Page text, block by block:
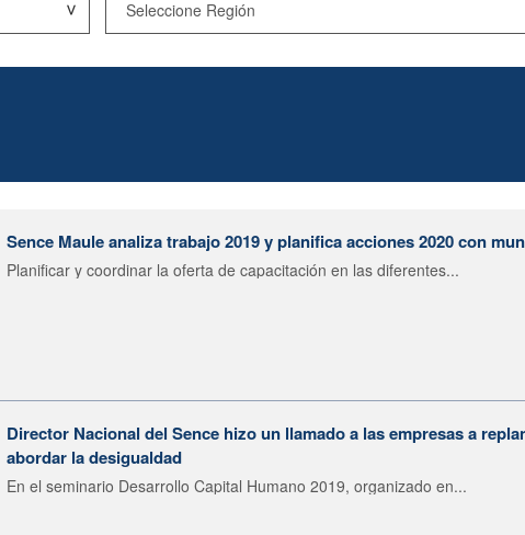
Sence Maule analiza trabajo 2019 y planifica acciones 2020 con
Planificar y coordinar la oferta de capacitación en las diferentes...
Director Nacional del Sence hizo un llamado a las empresas a
abordar la desigualdad
En el seminario Desarrollo Capital Humano 2019, organizado en...